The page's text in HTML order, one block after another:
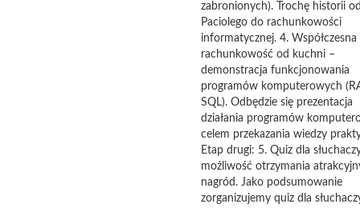
zabronionych). Trochę historii
Paciolego do rachunkowości
informatycznej. 4. Współczesna
rachunkowość od kuchni –
demonstracja funkcjonowania
programów komputerowych
SQL). Odbędzie się prezentacja
działania programów
celem przekazania wiedzy
Etap drugi: 5. Quiz dla
możliwość otrzymania
nagród. Jako podsumowanie
zorganizujemy quiz dla